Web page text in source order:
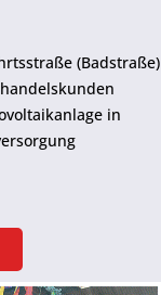
(Badstraße)
in